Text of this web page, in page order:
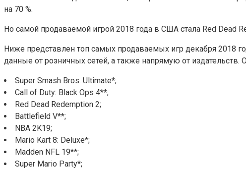
на 70 %.
Но самой продаваемой игрой 2018 года в США стала Red Dead
Ниже представлен топ самых продаваемых игр декабря 2018
данные от розничных сетей, а также напрямую от
Super Smash Bros. Ultimate*;
Call of Duty: Black Ops 4**;
Red Dead Redemption 2;
Battlefield V**;
NBA 2K19;
Mario Kart 8: Deluxe*;
Madden NFL 19**;
Super Mario Party*;